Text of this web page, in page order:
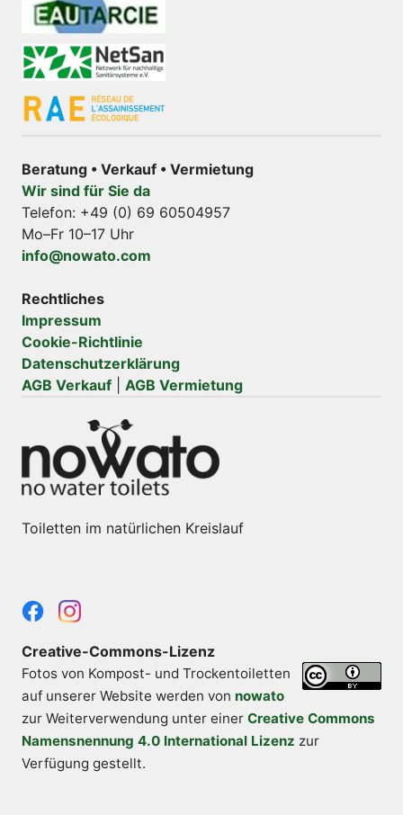
Beratung • Verkauf • Vermietung
Wir sind für Sie da
Telefon: +49 (0) 69 60504957
Mo–Fr 10–17 Uhr
info@nowato.com
Rechtliches
Impressum
Cookie-Richtlinie
Datenschutzerklärung
AGB Verkauf
AGB Vermietung
Toiletten im natürlichen Kreislauf
Creative-Commons-Lizenz
Fotos von Kompost- und Trockentoiletten
auf unserer Website werden von nowato
zur Weiterverwendung unter einer Creative Commons
Namensnennung 4.0 International Lizenz zur
Verfügung gestellt.